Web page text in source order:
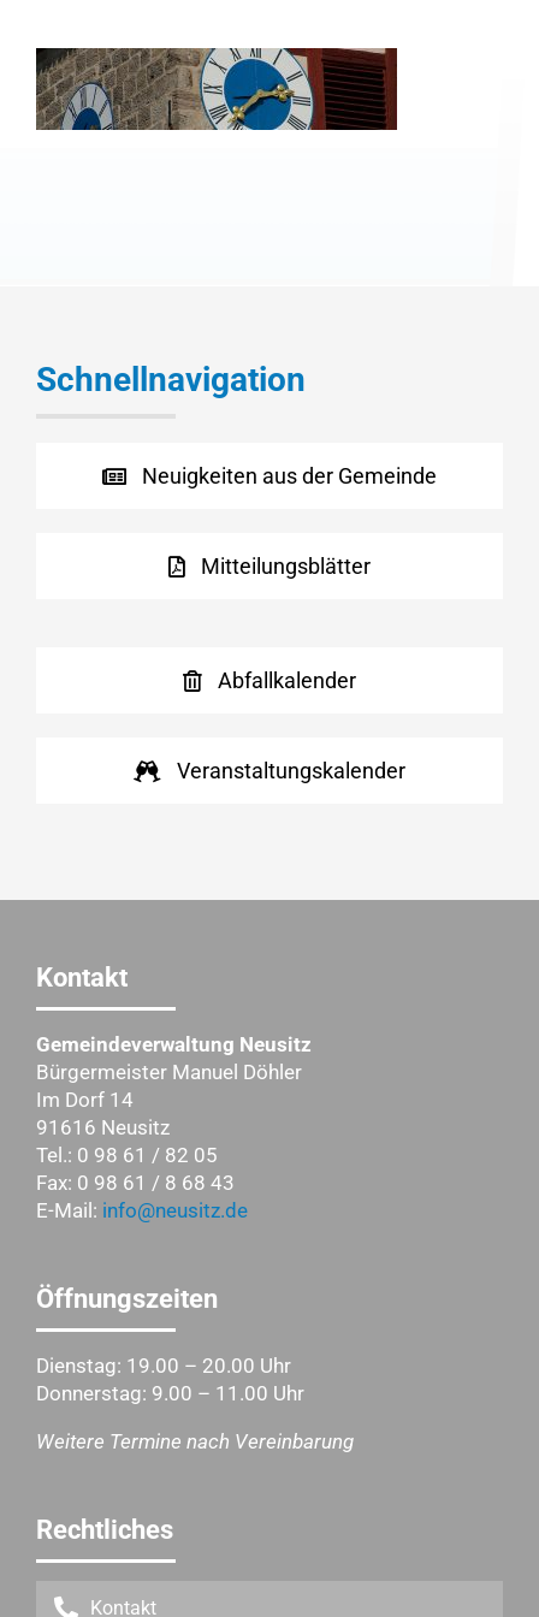
Schnellnavigation
Neuigkeiten aus der Gemeinde
Mitteilungsblätter
Abfallkalender
Veranstaltungskalender
Kontakt
Gemeindeverwaltung Neusitz
Bürgermeister Manuel Döhler
Im Dorf 14
91616 Neusitz
Tel.: 0 98 61 / 82 05
Fax: 0 98 61 / 8 68 43
E-Mail: info@neusitz.de
Öffnungszeiten
Dienstag: 19.00 – 20.00 Uhr
Donnerstag: 9.00 – 11.00 Uhr
Weitere Termine nach Vereinbarung
Rechtliches
Kontakt